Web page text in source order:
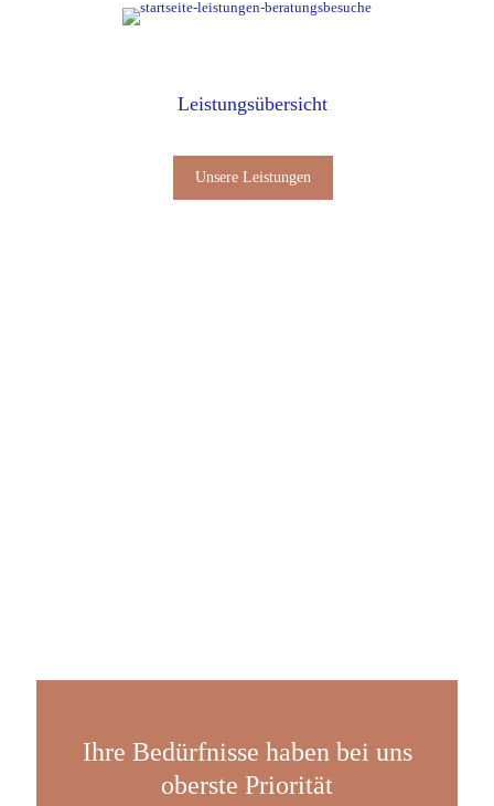
Leistungsübersicht
Unsere Leistungen
Ihre Bedürfnisse haben bei uns
oberste Priorität